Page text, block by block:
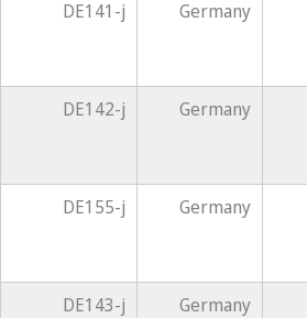
Germany
DE141-j
Germany
DE142-j
Germany
DE155-j
Germany
DE143-j